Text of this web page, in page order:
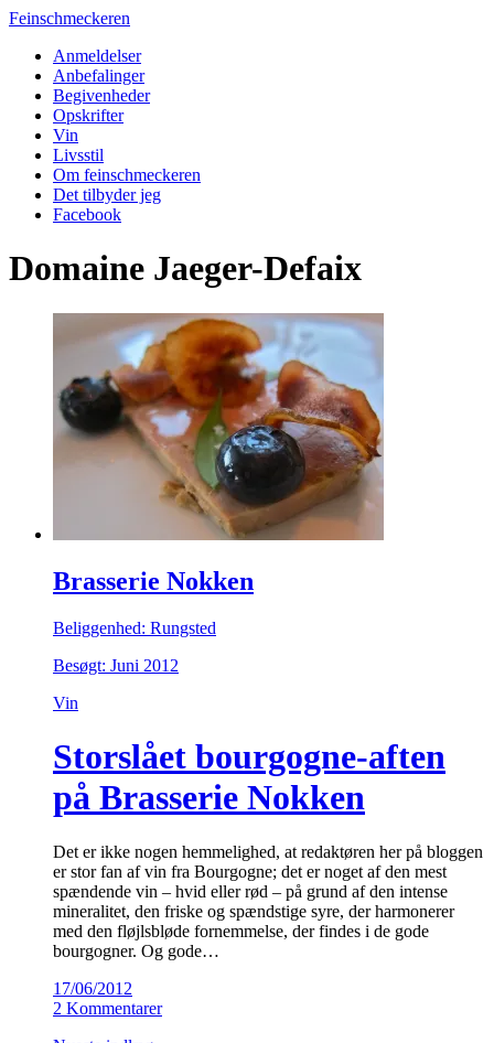
Feinschmeckeren
Anmeldelser
Anbefalinger
Begivenheder
Opskrifter
Vin
Livsstil
Om feinschmeckeren
Det tilbyder jeg
Facebook
Domaine Jaeger-Defaix
Brasserie Nokken
Beliggenhed: Rungsted
Besøgt: Juni 2012
Vin
Storslået bourgogne-aften
på Brasserie Nokken
Det er ikke nogen hemmelighed, at redaktøren her på bloggen
er stor fan af vin fra Bourgogne; det er noget af den mest
spændende vin – hvid eller rød – på grund af den intense
mineralitet, den friske og spændstige syre, der harmonerer
med den fløjlsbløde fornemmelse, der findes i de gode
bourgogner. Og gode…
17/06/2012
2 Kommentarer